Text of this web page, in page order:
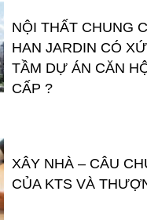
NỘI THẤT CHUNG
HAN JARDIN CÓ
TẦM DỰ ÁN CĂN
CẤP ?
XÂY NHÀ – CÂU
CỦA KTS VÀ